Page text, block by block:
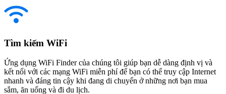
Tìm kiếm WiFi
Ứng dụng WiFi Finder của chúng tôi giúp bạn dễ dàng định vị và
kết nối với các mạng WiFi miễn phí để bạn có thể truy cập Internet
nhanh và đáng tin cậy khi đang di chuyển ở những nơi bạn mua
sắm, ăn uống và đi du lịch.